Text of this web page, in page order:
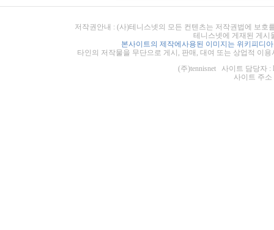
저작권안내 : (사)테니스넷의 모든 컨텐츠는 저작권법에 보
테니스넷에 게재된 게시
본사이트의 제작에사용된 이미지는 위키피디
타인의 저작물을 무단으로 게시, 판매, 대여 또는 상업적 이
(주)tennisnet 사이트 담당자 :
사이트 주